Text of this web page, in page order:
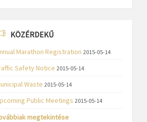
KÖZÉRDEKŰ
Marathon Registration 2015-05-14
Safety Notice 2015-05-14
Waste 2015-05-14
Public Meetings 2015-05-14
megtekintése